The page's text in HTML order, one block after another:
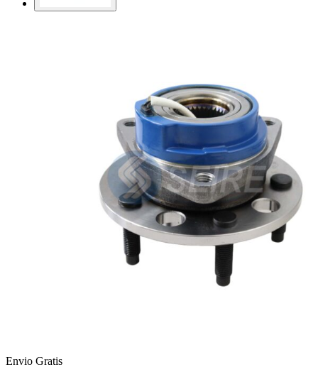
Envio Gratis